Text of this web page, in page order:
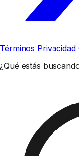
Términos Privacidad
¿Qué estás